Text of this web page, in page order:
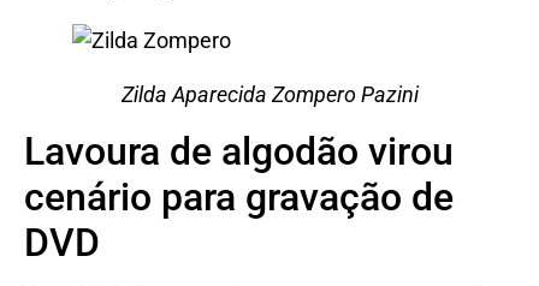
Zilda Aparecida Zompero Pazini
Lavoura de algodão virou
cenário para gravação de
DVD